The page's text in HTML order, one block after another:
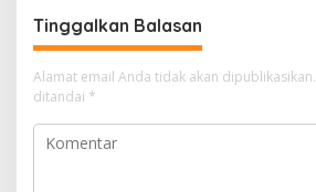
a
s
i
p
o
Tinggalkan Balasan
Alamat email Anda tidak akan dipublikasikan.
ditandai *